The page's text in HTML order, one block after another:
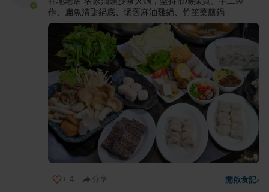
作、扁魚清甜鍋底、懷舊麻油雞鍋、竹笙藥膳鍋
+ 4 分享 開啟食記›